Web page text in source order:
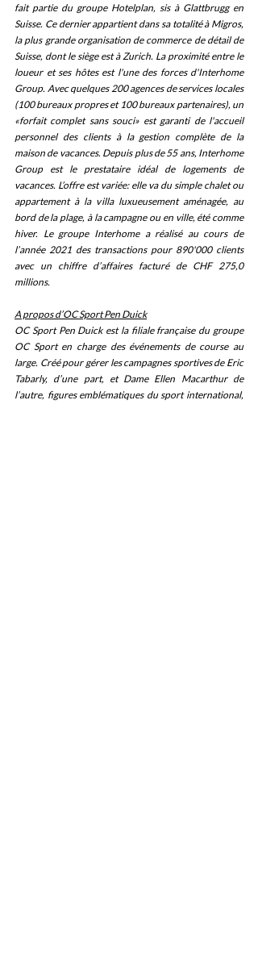
fait partie du groupe Hotelplan, sis à Glattbrugg en
Suisse. Ce dernier appartient dans sa totalité à Migros,
la plus grande organisation de commerce de détail de
Suisse, dont le siège est à Zurich. La proximité entre le
loueur et ses hôtes est l'une des forces d'Interhome
Group. Avec quelques 200 agences de services locales
(100 bureaux propres et 100 bureaux partenaires), un
«forfait complet sans souci» est garanti de l'accueil
personnel des clients à la gestion complète de la
maison de vacances. Depuis plus de 55 ans, Interhome
Group est le prestataire idéal de logements de
vacances. L’offre est variée: elle va du simple chalet ou
appartement à la villa luxueusement aménagée, au
bord de la plage, à la campagne ou en ville, été comme
hiver. Le groupe Interhome a réalisé au cours de
l’année 2021 des transactions pour 890'000 clients
avec un chiffre d’affaires facturé de CHF 275,0
millions.
A propos d’OC Sport Pen Duick
OC Sport Pen Duick est la filiale française du groupe
OC Sport en charge des événements de course au
large. Créé pour gérer les campagnes sportives de Eric
Tabarly, d’une part, et Dame Ellen Macarthur de
l’autre, figures emblématiques du sport international,